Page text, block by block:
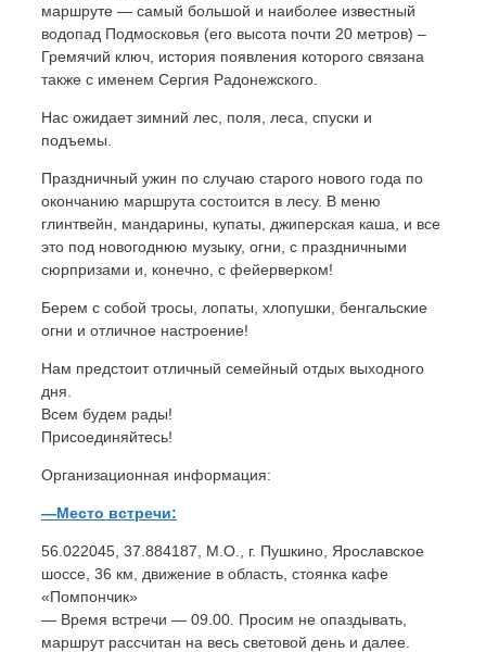
маршруте — самый большой и наиболее известный
водопад Подмосковья (его высота почти 20 метров) –
Гремячий ключ, история появления которого связана
также с именем Сергия Радонежского.
Нас ожидает зимний лес, поля, леса, спуски и
подъемы.
Праздничный ужин по случаю старого нового года по
окончанию маршрута состоится в лесу. В меню
глинтвейн, мандарины, купаты, джиперская каша, и все
это под новогоднюю музыку, огни, с праздничными
сюрпризами и, конечно, с фейерверком!
Берем с собой тросы, лопаты, хлопушки, бенгальские
огни и отличное настроение!
Нам предстоит отличный семейный отдых выходного
дня.
Всем будем рады!
Присоединяйтесь!
Организационная информация:
—Место встречи:
56.022045, 37.884187, М.О., г. Пушкино, Ярославское
шоссе, 36 км, движение в область, стоянка кафе
«Помпончик»
— Время встречи — 09.00. Просим не опаздывать,
маршрут рассчитан на весь световой день и далее.